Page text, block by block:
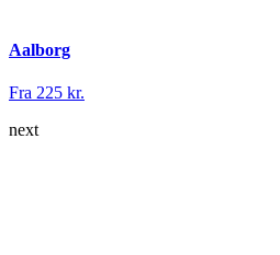
Aalborg
Fra 225 kr.
next